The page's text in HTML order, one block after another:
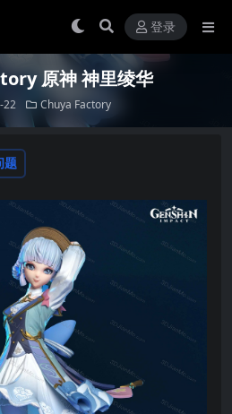
登录
原神 神里绫华
22 Chuya Factory
题